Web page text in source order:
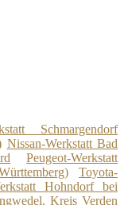
Schmargendorf
Nissan-Werkstatt Bad
Peugeot-Werkstatt
Toyota-
Hohndorf bei
Kreis Verden